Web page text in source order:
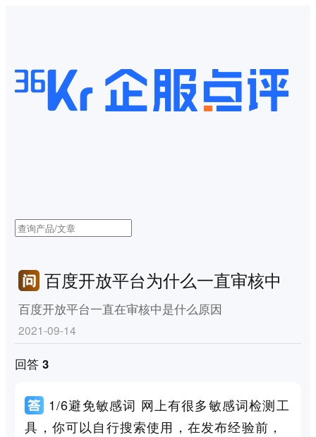
百度开放平台为什么一直审核中
百度开放平台一直在审核中是什么原因
2021-09-14
回答 3
1/6避免敏感词 网上有很多敏感词检测工
具，你可以自行搜索使用，在发布经验前，